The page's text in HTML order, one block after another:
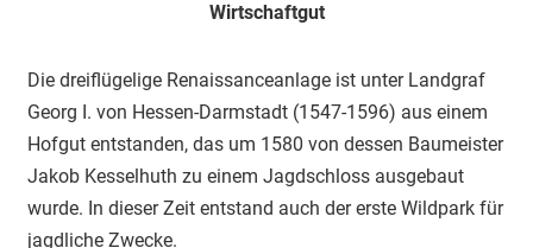
Wirtschaftgut
Die dreiflügelige Renaissanceanlage ist unter Landgraf
Georg I. von Hessen-Darmstadt (1547-1596) aus einem
Hofgut entstanden, das um 1580 von dessen Baumeister
Jakob Kesselhuth zu einem Jagdschloss ausgebaut
wurde. In dieser Zeit entstand auch der erste Wildpark für
jagdliche Zwecke.